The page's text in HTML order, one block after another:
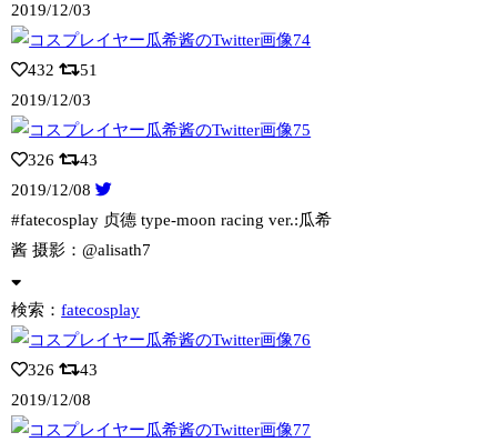
2019/12/03
432
51
2019/12/03
326
43
2019/12/08
#fatecosplay 贞德 type-moon racing ver.:瓜希
酱 摄影：@alisath7
検索：fatecosplay
326
43
2019/12/08